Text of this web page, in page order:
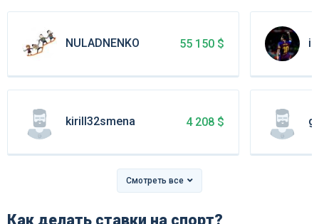
NULADNENKO 55 150 $
kirill32smena 4 208 $
Смотреть все
Как делать ставки на спорт?